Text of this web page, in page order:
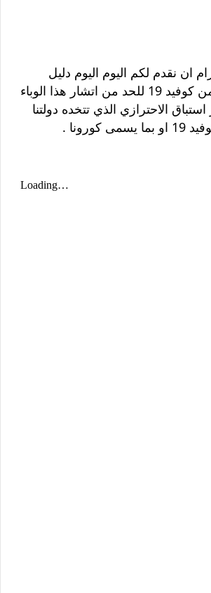
ان نقدم لكم اليوم اليوم دليل
الموظف للوقاية من كوفيد 19 للحد من اتشار هذا الوباء
الاحترازي الذي تتخده دولتنا
.